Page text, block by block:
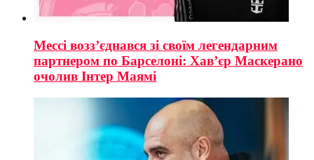
Мессі возз’єднався зі своїм легендарним
партнером по Барселоні: Хав’єр Маскерано
очолив Інтер Маямі